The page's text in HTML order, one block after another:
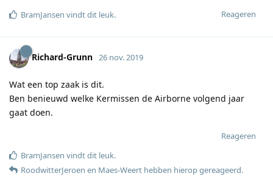
Reageren
BramJansen vindt dit leuk.
Richard-Grunn 26 nov. 2019
Wat een top zaak is dit.
Ben benieuwd welke Kermissen de Airborne volgend jaar
gaat doen.
Reageren
BramJansen vindt dit leuk.
RoodwitterJeroen en Maes-Weert hebben hierop gereageerd.